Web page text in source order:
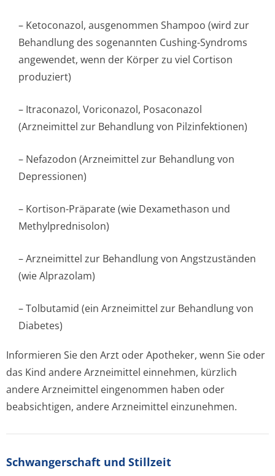
– Ketoconazol, ausgenommen Shampoo (wird zur
Behandlung des sogenannten Cushing-Syndroms
angewendet, wenn der Körper zu viel Cortison
produziert)
– Itraconazol, Voriconazol, Posaconazol
(Arzneimittel zur Behandlung von Pilzinfektionen)
– Nefazodon (Arzneimittel zur Behandlung von
Depressionen)
– Kortison-Präparate (wie Dexamethason und
Methylprednisolon)
– Arzneimittel zur Behandlung von Angstzuständen
(wie Alprazolam)
– Tolbutamid (ein Arzneimittel zur Behandlung von
Diabetes)
Informieren Sie den Arzt oder Apotheker, wenn Sie oder
das Kind andere Arzneimittel einnehmen, kürzlich
andere Arzneimittel eingenommen haben oder
beabsichtigen, andere Arzneimittel einzunehmen.
Schwangerschaft und Stillzeit